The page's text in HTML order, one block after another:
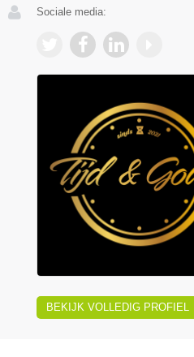
Sociale media:
BEKIJK VOLLEDIG PROFIEL